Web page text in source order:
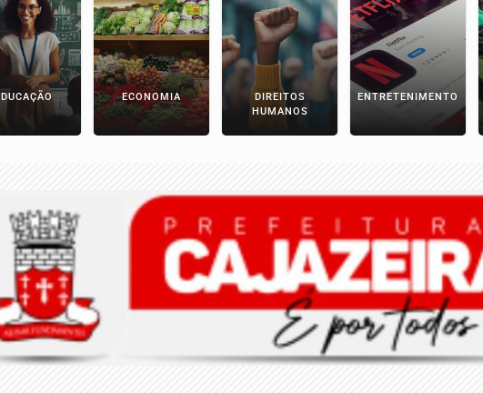
ECONOMIA
DIREITOS
HUMANOS
ENTRETENIMENTO